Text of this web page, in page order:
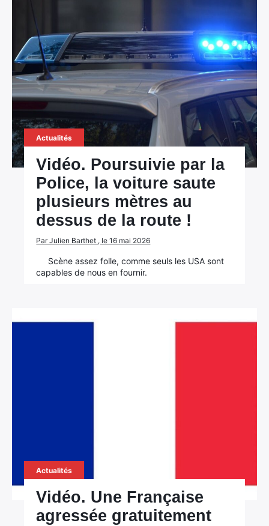
Actualités
Vidéo. Poursuivie par la
Police, la voiture saute
plusieurs mètres au
dessus de la route !
Par Julien Barthet , le 16 mai 2026
Scène assez folle, comme seuls les USA sont
capables de nous en fournir.
Actualités
Vidéo. Une Française
agressée gratuitement